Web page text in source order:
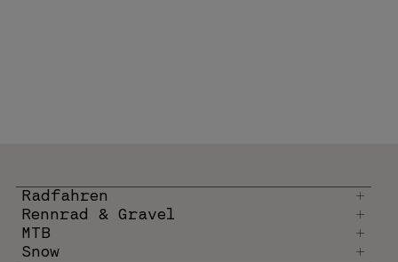
Radfahren
Rennrad & Gravel
MTB
Snow